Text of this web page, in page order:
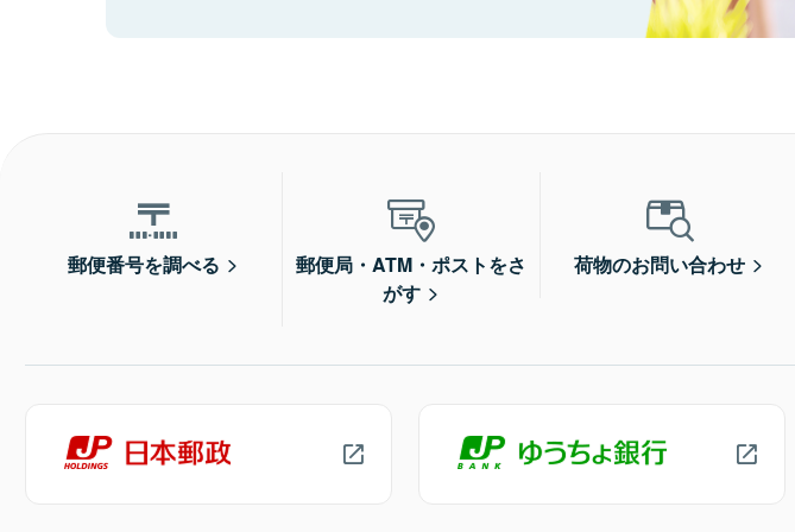
郵便番号を調べる
郵便局・ATM・ポストをさ
がす
荷物のお問い合わせ